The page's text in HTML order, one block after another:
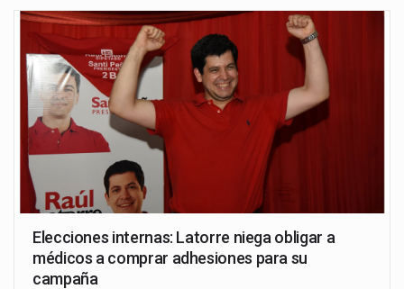
Elecciones internas: Latorre niega obligar a
médicos a comprar adhesiones para su
campaña